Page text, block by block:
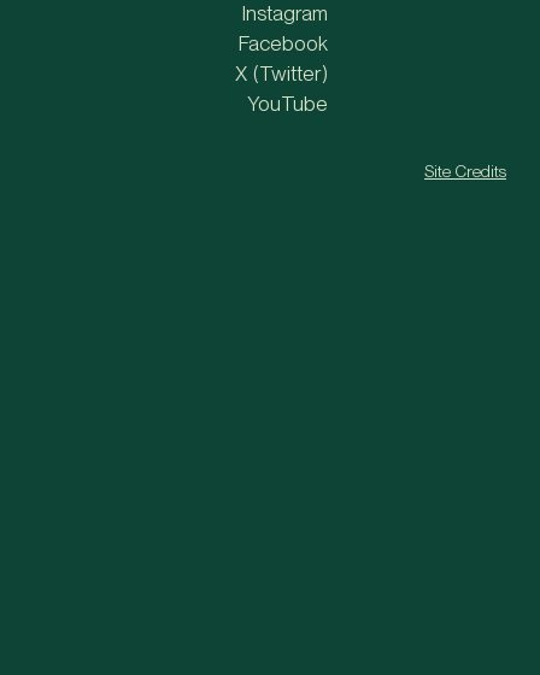
Instagram
Facebook
X (Twitter)
YouTube
Site Credits